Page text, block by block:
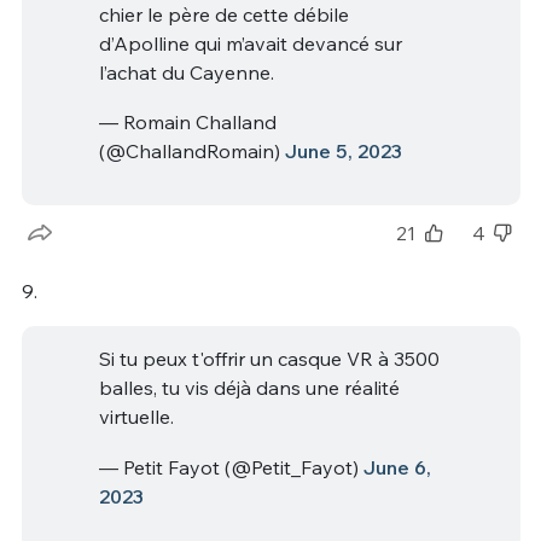
chier le père de cette débile
d’Apolline qui m’avait devancé sur
l’achat du Cayenne.
— Romain Challand
(@ChallandRomain) June 5, 2023
21 4
9.
Si tu peux t'offrir un casque VR à 3500
balles, tu vis déjà dans une réalité
virtuelle.
— Petit Fayot (@Petit_Fayot) June 6,
2023